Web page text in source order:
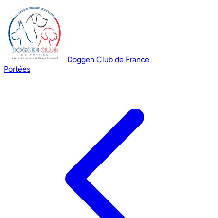
Doggen Club de France
Portées